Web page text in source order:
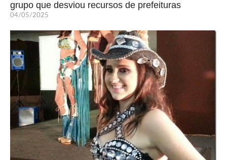
grupo que desviou recursos de prefeituras
04/05/2025